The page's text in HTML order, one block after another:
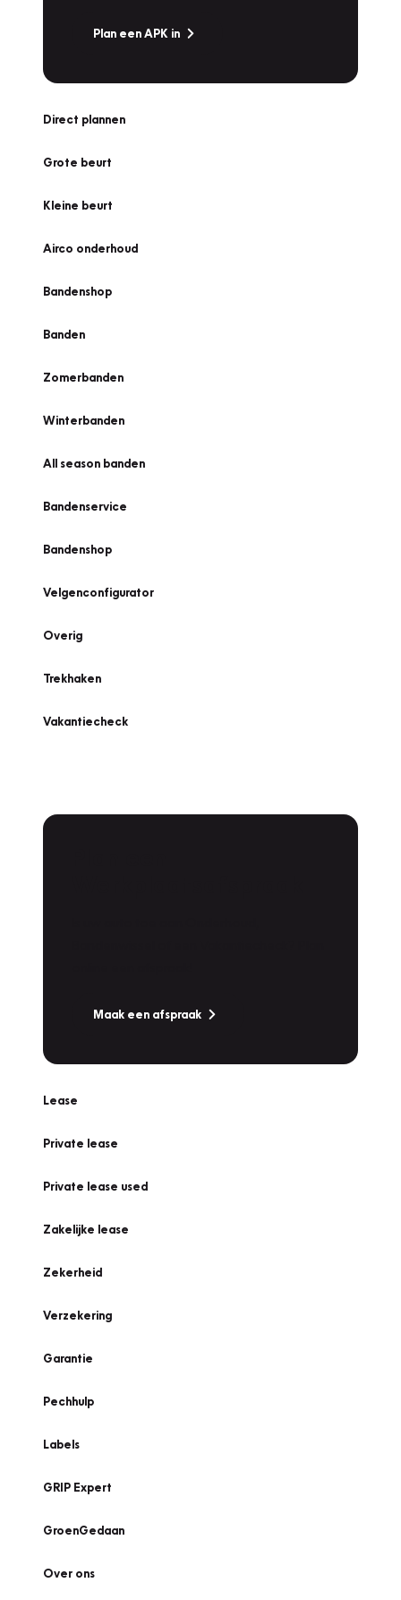
Plan een APK in
Direct plannen
Grote beurt
Kleine beurt
Airco onderhoud
Bandenshop
Banden
Zomerbanden
Winterbanden
All season banden
Bandenservice
Bandenshop
Velgenconfigurator
Overig
Trekhaken
Vakantiecheck
Maak een afspraak
Lease
Private lease
Private lease used
Zakelijke lease
Zekerheid
Verzekering
Garantie
Pechhulp
Labels
GRIP Expert
GroenGedaan
Over ons